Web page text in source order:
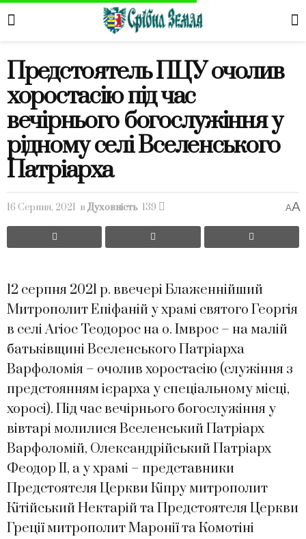
Предстоятель ПЦУ очолив
хоростасію під час
вечірнього богослужіння у
рідному селі Вселенського
Патріарха
16 Серпня, 2021 в Духовність 139 AA
12 серпня 2021 р. ввечері Блаженнійший
Митрополит Епіфаній у храмі святого Георгія
в селі Агіос Теодорос на о. Імврос – на малій
батьківщині Вселенського Патріарха
Варфоломія – очолив хоростасію (служіння з
предстоянням ієрарха у спеціальному місці,
хоросі). Під час вечірнього богослужіння у
вівтарі молилися Вселенський Патріарх
Варфоломій, Олександрійський Патріарх
Феодор ІІ, а у храмі – представники
Предстоятеля Церкви Кіпру митрополит
Кітійський Нектарій та Предстоятеля Церкви
Греції митрополит Маронії та Комотіні